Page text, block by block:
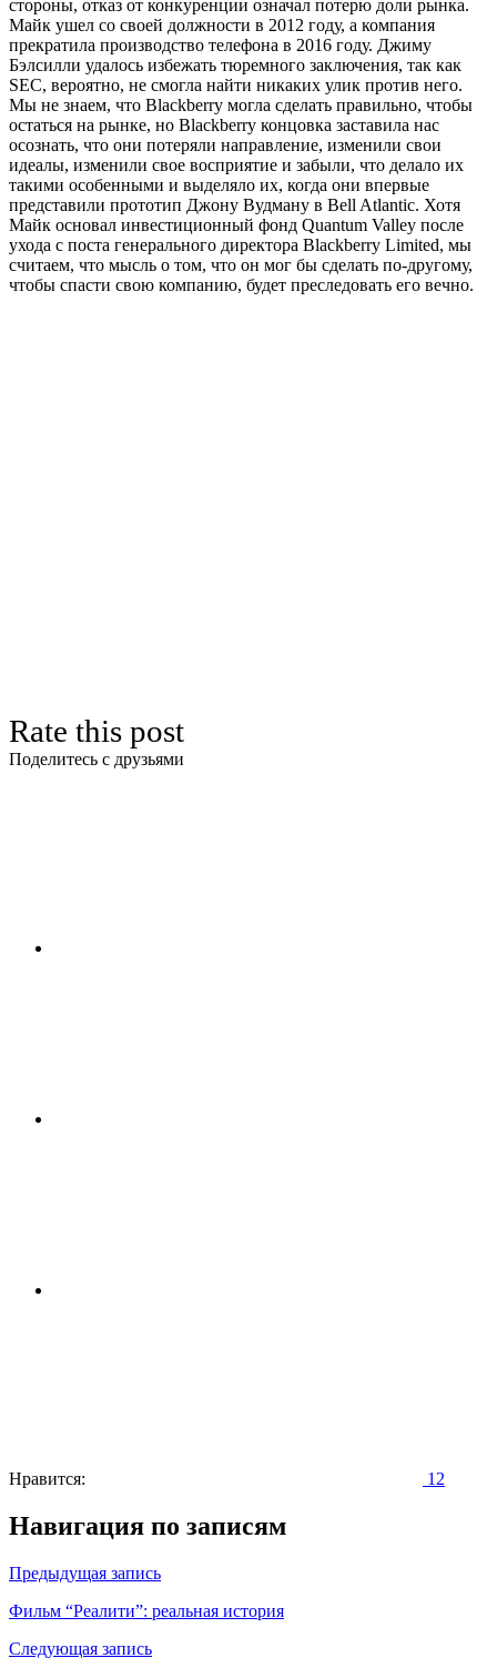
стороны, отказ от конкуренции означал потерю доли рынка.
Майк ушел со своей должности в 2012 году, а компания
прекратила производство телефона в 2016 году. Джиму
Бэлсилли удалось избежать тюремного заключения, так как
SEC, вероятно, не смогла найти никаких улик против него.
Мы не знаем, что Blackberry могла сделать правильно, чтобы
остаться на рынке, но Blackberry концовка заставила нас
осознать, что они потеряли направление, изменили свои
идеалы, изменили свое восприятие и забыли, что делало их
такими особенными и выделяло их, когда они впервые
представили прототип Джону Вудману в Bell Atlantic. Хотя
Майк основал инвестиционный фонд Quantum Valley после
ухода с поста генерального директора Blackberry Limited, мы
считаем, что мысль о том, что он мог бы сделать по-другому,
чтобы спасти свою компанию, будет преследовать его вечно.
Rate this post
Поделитесь с друзьями
Нравится: 12
Навигация по записям
Предыдущая запись
Фильм “Реалити”: реальная история
Следующая запись